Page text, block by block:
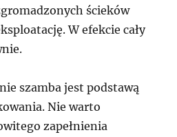
ścieków
W efekcie cały
szamba jest podstawą
Nie warto
zapełnienia